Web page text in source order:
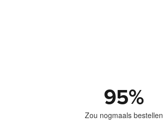
95%
Zou nogmaals bestellen